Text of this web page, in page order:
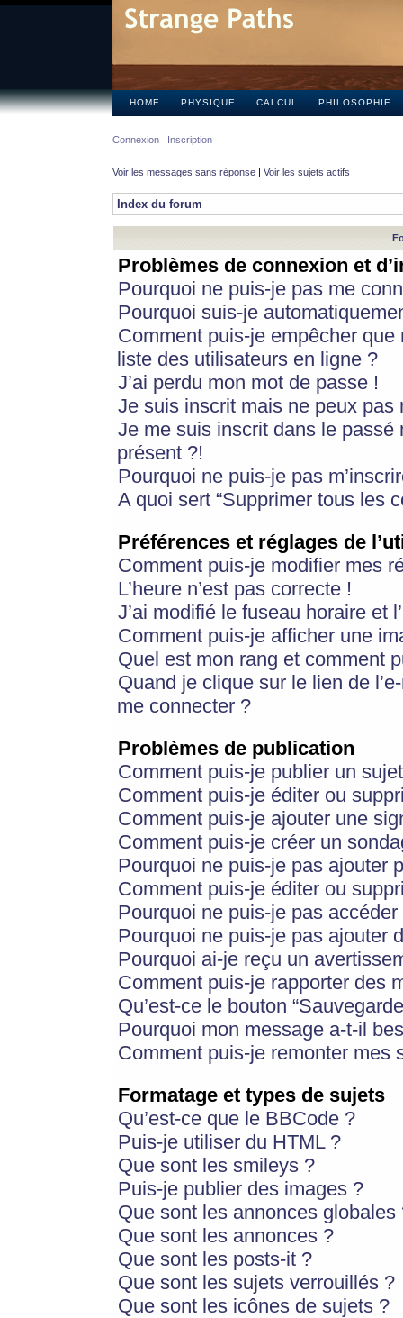
HOME PHYSIQUE CALCUL PHILOSOPHIE
Connexion Inscription
Voir les messages sans réponse | Voir les sujets actifs
Index du forum
Problèmes de connexion et
Pourquoi ne puis-je pas me
Pourquoi suis-je
Comment puis-je empêcher
liste des utilisateurs en ligne ?
J’ai perdu mon mot de passe !
Je suis inscrit mais ne peux pas
Je me suis inscrit dans le
présent ?!
Pourquoi ne puis-je pas
A quoi sert “Supprimer tous les
Préférences et réglages de
Comment puis-je modifier mes
L’heure n’est pas correcte !
J’ai modifié le fuseau horaire et
Comment puis-je afficher une
Quel est mon rang et comment
Quand je clique sur le lien de
me connecter ?
Problèmes de publication
Comment puis-je publier un
Comment puis-je éditer ou
Comment puis-je ajouter une
Comment puis-je créer un
Pourquoi ne puis-je pas ajouter
Comment puis-je éditer ou
Pourquoi ne puis-je pas
Pourquoi ne puis-je pas ajouter
Pourquoi ai-je reçu un
Comment puis-je rapporter des
Qu’est-ce le bouton
Pourquoi mon message a-t-il
Comment puis-je remonter mes
Formatage et types de sujets
Qu’est-ce que le BBCode ?
Puis-je utiliser du HTML ?
Que sont les smileys ?
Puis-je publier des images ?
Que sont les annonces globales
Que sont les annonces ?
Que sont les posts-it ?
Que sont les sujets verrouillés ?
Que sont les icônes de sujets ?